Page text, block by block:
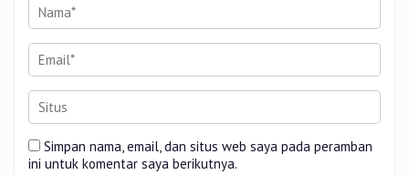
Simpan nama, email, dan situs web saya pada peramban
ini untuk komentar saya berikutnya.